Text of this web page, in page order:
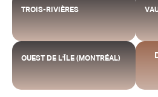
TROIS-RIVIÈRES
OUEST DE L'ÎLE (MONTRÉAL)